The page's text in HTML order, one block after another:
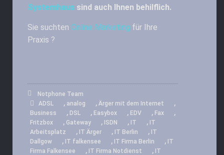
Systemhaus sind auch Ihnen behilflich.
Sie suchten Online Marketing für Ihre
Praxis ?
Notphone Team
ADSL
, analog , Ärger mit dem Internet ,
Business , DSL , Easybox , EDV , Fax ,
Fritzbox , Gateway , ISDN , IT , IT
Arbeitsplatz
, IT Ärger , IT Berlin , IT
Dallgow
, IT falkensee , IT Firma Berlin , IT
Firma Falkensee
, IT Firma Notdienst , IT